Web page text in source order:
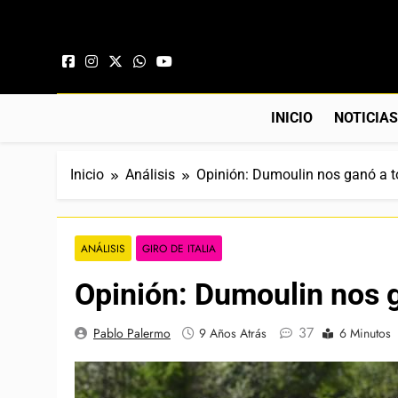
INICIO NOTICIAS
Inicio Análisis Opinión: Dumoulin nos ganó a
ANÁLISIS GIRO DE ITALIA
Opinión: Dumoulin nos
Pablo Palermo 9 Años Atrás 37 6 Minutos